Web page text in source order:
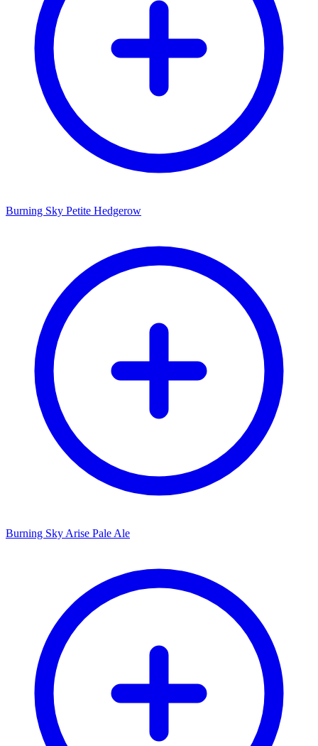
Burning Sky Petite Hedgerow
Burning Sky Arise Pale Ale